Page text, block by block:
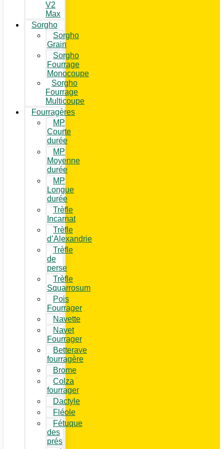
V2
Max
Sorgho
Sorgho
Grain
Sorgho
Fourrage
Monocoupe
Sorgho
Fourrage
Multicoupe
Fourragères
MP
Courte
durée
MP
Moyenne
durée
MP
Longue
durée
Trèfle
Incarnat
Trèfle
d’Alexandrie
Trèfle
de
perse
Trèfle
Squarrosum
Pois
Fourrager
Navette
Navet
Fourrager
Betterave
fourragère
Brome
Colza
fourrager
Dactyle
Fléole
Fétuque
des
prés